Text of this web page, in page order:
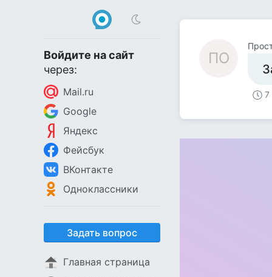
Войдите на сайт
через:
Mail.ru
Google
Яндекс
Фейсбук
ВКонтакте
Одноклассники
Задать вопрос
Главная страница
ПО
7